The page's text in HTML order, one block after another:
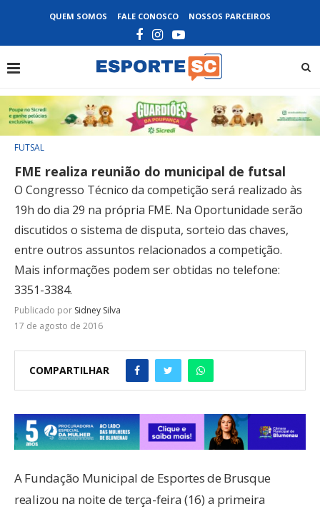
QUEM SOMOS FALE CONOSCO NOSSOS PARCEIROS
FUTSAL
FME realiza reunião do municipal de futsal
O Congresso Técnico da competição será realizado às
19h do dia 29 na própria FME. Na Oportunidade serão
discutidos o sistema de disputa, sorteio das chaves,
entre outros assuntos relacionados a competição.
Mais informações podem ser obtidas no telefone:
3351-3384.
Publicado por Sidney Silva
17 de agosto de 2016
COMPARTILHAR
A Fundação Municipal de Esportes de Brusque
realizou na noite de terça-feira (16) a primeira